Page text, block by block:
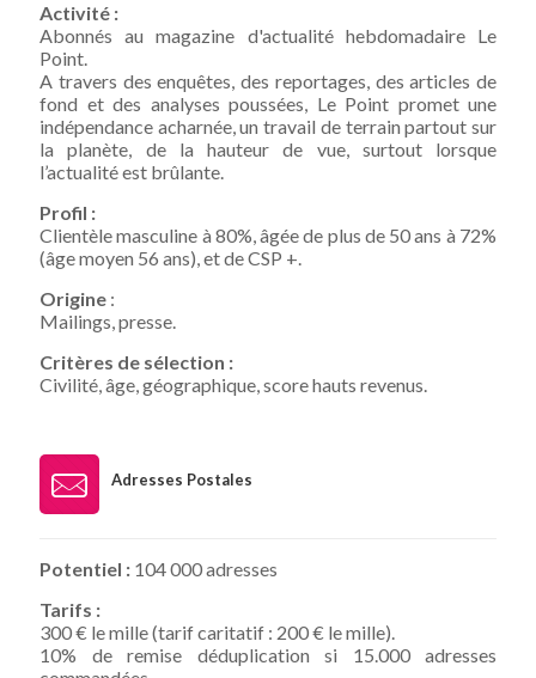
Activité :
Abonnés au magazine d'actualité hebdomadaire Le
Point.
A travers des enquêtes, des reportages, des articles de
fond et des analyses poussées, Le Point promet une
indépendance acharnée, un travail de terrain partout sur
la planète, de la hauteur de vue, surtout lorsque
l’actualité est brûlante.
Profil :
Clientèle masculine à 80%, âgée de plus de 50 ans à 72%
(âge moyen 56 ans), et de CSP +.
Origine :
Mailings, presse.
Critères de sélection :
Civilité, âge, géographique, score hauts revenus.
Adresses Postales
Potentiel : 104 000 adresses
Tarifs :
300 € le mille (tarif caritatif : 200 € le mille).
10% de remise déduplication si 15.000 adresses